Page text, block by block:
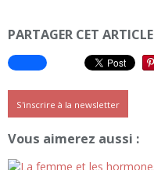
PARTAGER CET ARTICLE
S'inscrire à la newsletter
Vous aimerez aussi :